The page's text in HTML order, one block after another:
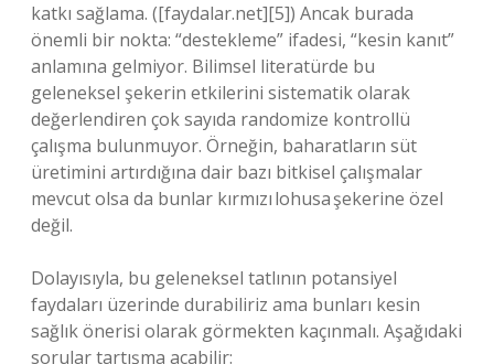
katkı sağlama. ([faydalar.net][5]) Ancak burada
önemli bir nokta: “destekleme” ifadesi, “kesin kanıt”
anlamına gelmiyor. Bilimsel literatürde bu
geleneksel şekerin etkilerini sistematik olarak
değerlendiren çok sayıda randomize kontrollü
çalışma bulunmuyor. Örneğin, baharatların süt
üretimini artırdığına dair bazı bitkisel çalışmalar
mevcut olsa da bunlar kırmızı lohusa şekerine özel
değil.
Dolayısıyla, bu geleneksel tatlının potansiyel
faydaları üzerinde durabiliriz ama bunları kesin
sağlık önerisi olarak görmekten kaçınmalı. Aşağıdaki
sorular tartışma açabilir: